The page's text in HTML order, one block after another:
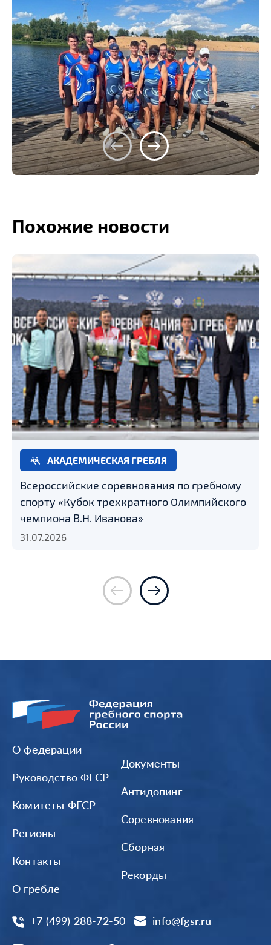
Похожие новости
АКАДЕМИЧЕСКАЯ ГРЕБЛЯ
Всероссийские соревнования по гребному
спорту «Кубок трехкратного Олимпийского
чемпиона В.Н. Иванова»
31.07.2026
О федерации
Руководство ФГСР
Комитеты ФГСР
Регионы
Контакты
О гребле
Документы
Антидопинг
Соревнования
Сборная
Рекорды
+7 (499) 288-72-50 info@fgsr.ru